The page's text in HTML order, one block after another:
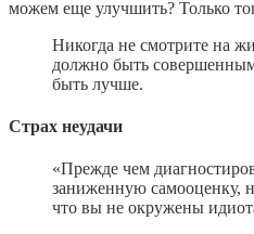
можем еще улучшить? Только
Никогда не смотрите на
должно быть
быть лучше.
Страх неудачи
«Прежде чем
заниженную самооценку,
что вы не окружены